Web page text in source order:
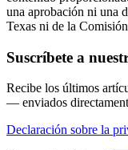
una aprobación ni una
Texas ni de la
Suscríbete a
Recibe los últimos
— enviados
Declaración sobre la